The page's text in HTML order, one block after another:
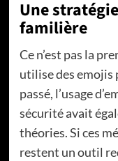
Une
familière
Ce n’est pas la
utilise des emojis
passé, l’usage
sécurité avait
théories. Si ces
restent un outil